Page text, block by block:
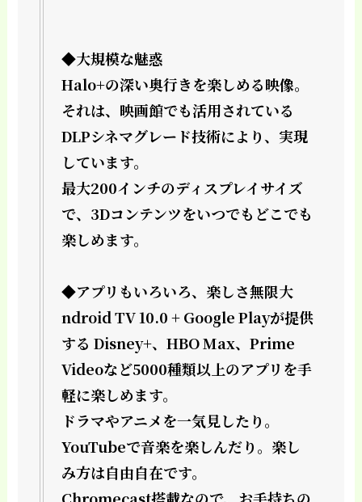
◆大規模な魅惑
Halo+の深い奥行きを楽しめる映像。
それは、映画館でも活用されている
DLPシネマグレード技術により、実現
しています。
最大200インチのディスプレイサイズ
で、3Dコンテンツをいつでもどこでも
楽しめます。
◆アプリもいろいろ、楽しさ無限大
ndroid TV 10.0 + Google Playが提供
する Disney+、HBO Max、Prime
Videoなど5000種類以上のアプリを手
軽に楽しめます。
ドラマやアニメを一気見したり。
YouTubeで音楽を楽しんだり。楽し
み方は自由自在です。